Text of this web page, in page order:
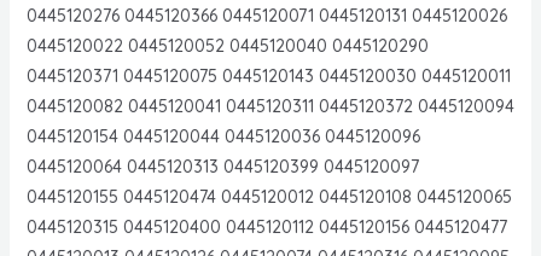
0445120276 0445120366 0445120071 0445120131 0445120026
0445120022 0445120052 0445120040 0445120290
0445120371 0445120075 0445120143 0445120030 0445120011
0445120082 0445120041 0445120311 0445120372 0445120094
0445120154 0445120044 0445120036 0445120096
0445120064 0445120313 0445120399 0445120097
0445120155 0445120474 0445120012 0445120108 0445120065
0445120315 0445120400 0445120112 0445120156 0445120477